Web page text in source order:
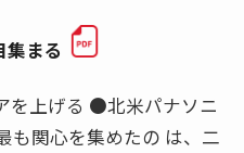
まる
を上げる ●北米パナソニ
も関心を集めたの は、二